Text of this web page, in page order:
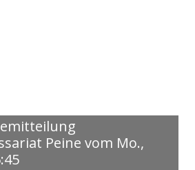
Peine vom Mo.,